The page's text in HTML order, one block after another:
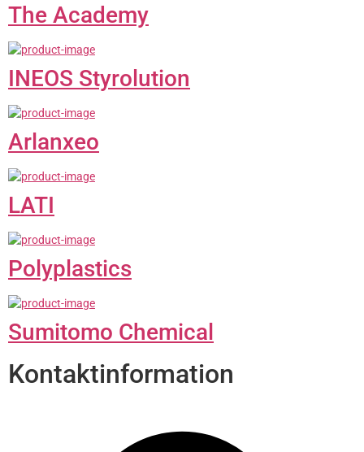
The Academy
INEOS Styrolution
Arlanxeo
LATI
Polyplastics
Sumitomo Chemical
Kontaktinformation